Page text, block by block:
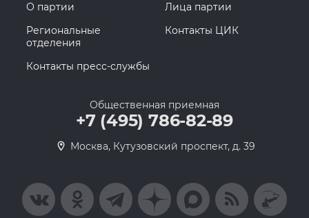
О партии
Лица партии
Региональные
отделения
Контакты ЦИК
Контакты пресс-службы
Общественная приемная
+7 (495) 786-82-89
Москва, Кутузовский проспект, д. 39